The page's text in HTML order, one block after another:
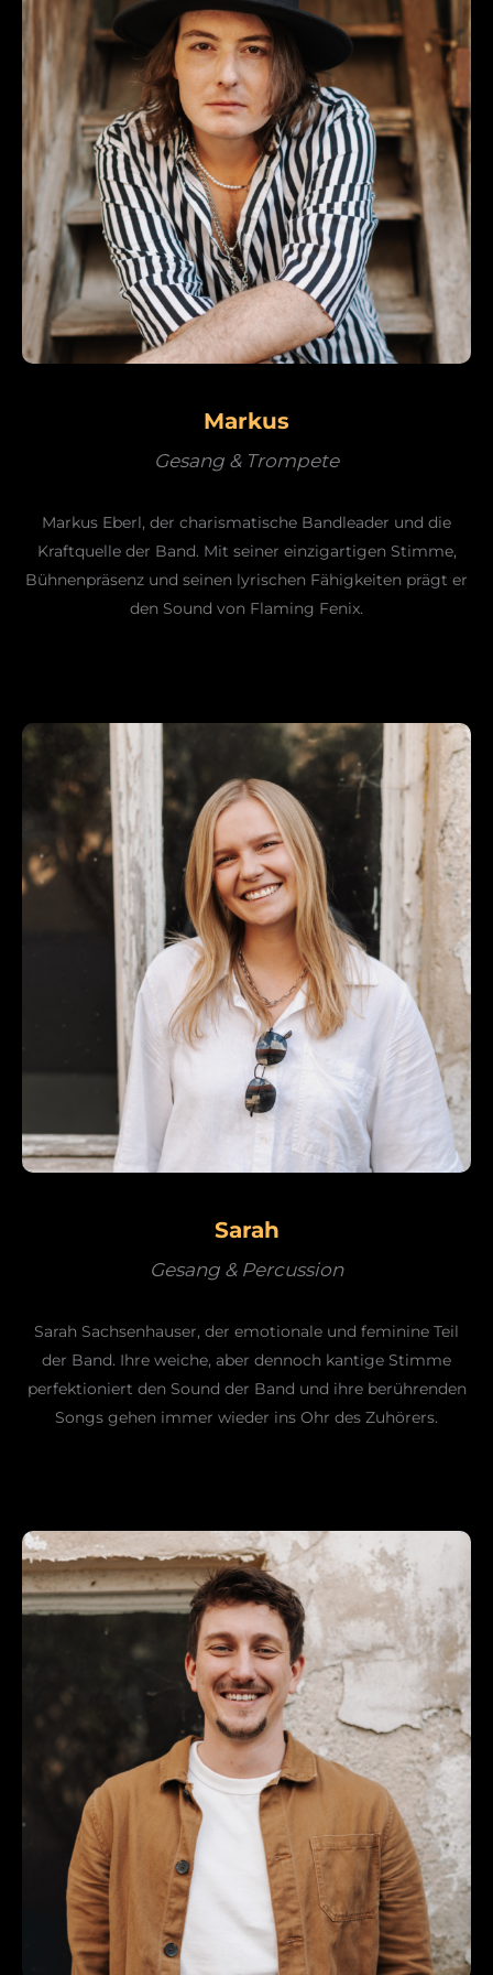
Markus
Gesang & Trompete
Markus Eberl, der charismatische Bandleader und die
Kraftquelle der Band. Mit seiner einzigartigen Stimme,
Bühnenpräsenz und seinen lyrischen Fähigkeiten prägt er
den Sound von Flaming Fenix.
Sarah
Gesang & Percussion
Sarah Sachsenhauser, der emotionale und feminine Teil
der Band. Ihre weiche, aber dennoch kantige Stimme
perfektioniert den Sound der Band und ihre berührenden
Songs gehen immer wieder ins Ohr des Zuhörers.